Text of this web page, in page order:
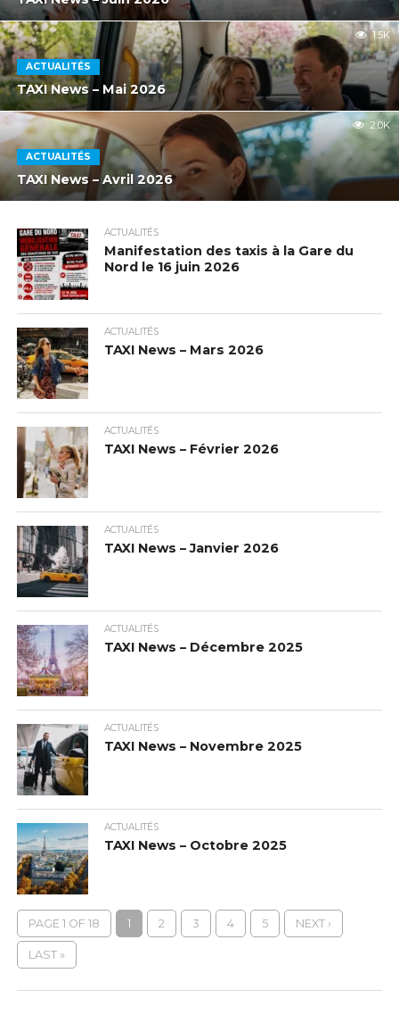
ACTUALITÉS
TAXI News – Mai 2026
1.5K
ACTUALITÉS
TAXI News – Avril 2026
2.0K
ACTUALITÉS
Manifestation des taxis à la Gare du
Nord le 16 juin 2026
ACTUALITÉS
TAXI News – Mars 2026
ACTUALITÉS
TAXI News – Février 2026
ACTUALITÉS
TAXI News – Janvier 2026
ACTUALITÉS
TAXI News – Décembre 2025
ACTUALITÉS
TAXI News – Novembre 2025
ACTUALITÉS
TAXI News – Octobre 2025
PAGE 1 OF 18 1 2 3 4 5 NEXT ›
LAST »